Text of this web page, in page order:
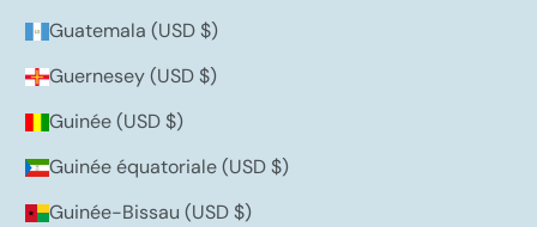
Guatemala (USD $)
Guernesey (USD $)
Guinée (USD $)
Guinée équatoriale (USD $)
Guinée-Bissau (USD $)